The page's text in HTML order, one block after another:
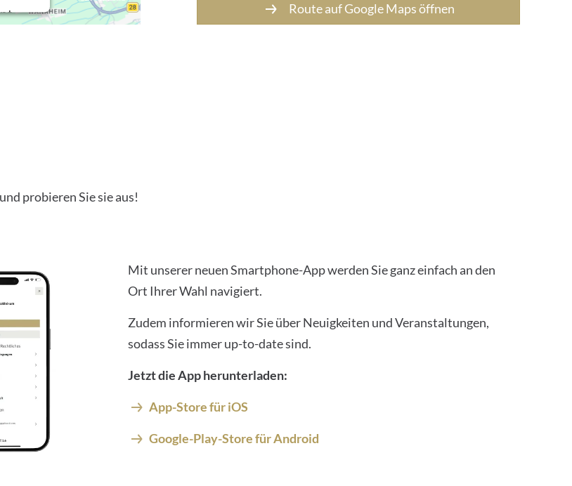
Route auf Google Maps öffnen
probieren Sie sie aus!
Mit unserer neuen Smartphone-App werden Sie ganz einfach an den
Ort Ihrer Wahl navigiert.
Zudem informieren wir Sie über Neuigkeiten und Veranstaltungen,
sodass Sie immer up-to-date sind.
Jetzt die App herunterladen:
App-Store für iOS
Google-Play-Store für Android